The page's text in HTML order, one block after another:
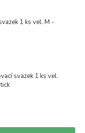
1 ks vel. M -
svazek 1 ks vel.